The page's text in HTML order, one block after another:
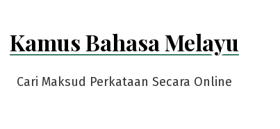
Kamus Bahasa Melayu
Cari Maksud Perkataan Secara Online